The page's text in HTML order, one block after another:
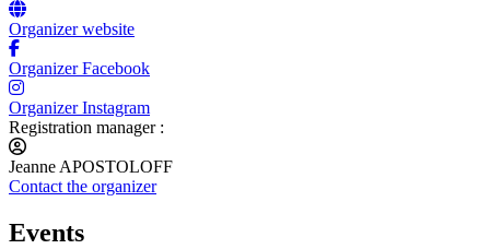
Organizer website
Organizer Facebook
Organizer Instagram
Registration manager :
Jeanne APOSTOLOFF
Contact the organizer
Events